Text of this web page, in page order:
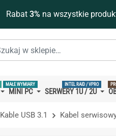
Rabat 3%na wszystkie
MINI PC
MAŁE WYMIARY
SERWERY 1U / 2U
INTEL RAID / VPRO
Kable USB 3.1 Kabel